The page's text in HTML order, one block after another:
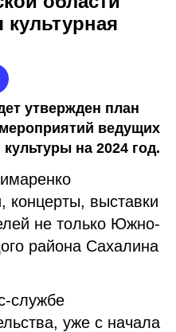
утвержден план
ведущих
на 2024 год.
концерты, выставки
не только Южно-
района Сахалина
службе
уже с начала